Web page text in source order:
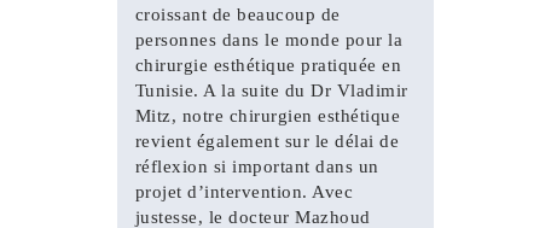
croissant de beaucoup de
personnes dans le monde pour la
chirurgie esthétique pratiquée en
Tunisie. A la suite du Dr Vladimir
Mitz, notre chirurgien esthétique
revient également sur le délai de
réflexion si important dans un
projet d’intervention. Avec
justesse, le docteur Mazhoud